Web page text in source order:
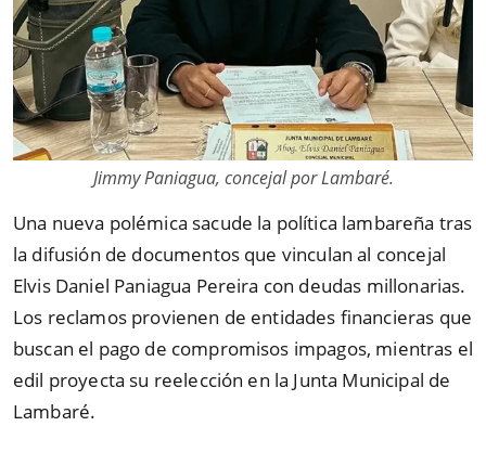
Jimmy Paniagua, concejal por Lambaré.
Una nueva polémica sacude la política lambareña tras
la difusión de documentos que vinculan al concejal
Elvis Daniel Paniagua Pereira con deudas millonarias.
Los reclamos provienen de entidades financieras que
buscan el pago de compromisos impagos, mientras el
edil proyecta su reelección en la Junta Municipal de
Lambaré.